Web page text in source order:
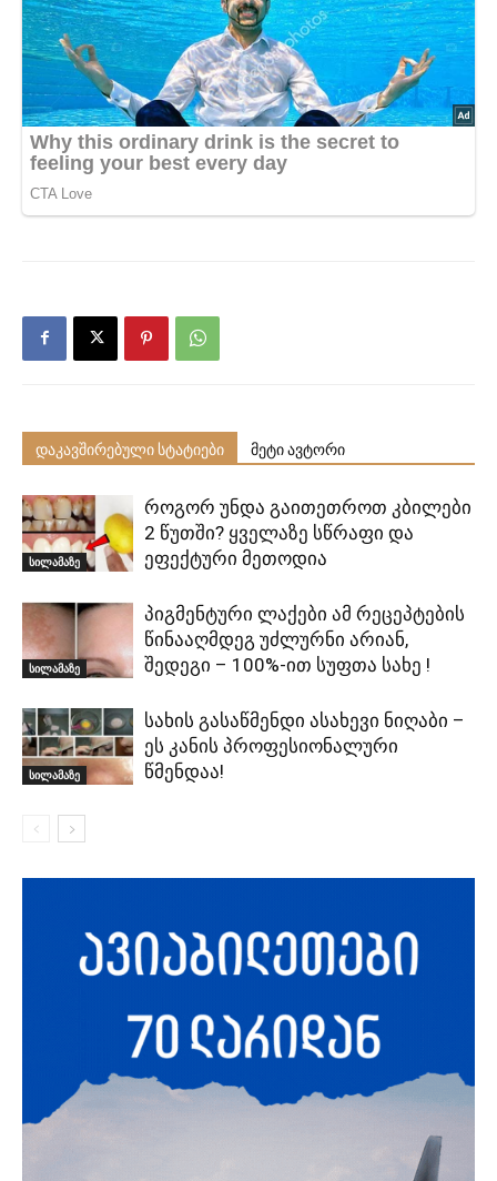
დაკავშირებული სტატიები მეტი ავტორი
სილამაზე
როგორ უნდა გაითეთროთ კბილები
2 წუთში? ყველაზე სწრაფი და
ეფექტური მეთოდია
სილამაზე
პიგმენტური ლაქები ამ რეცეპტების
წინააღმდეგ უძლურნი არიან,
შედეგი – 100%-ით სუფთა სახე !
სილამაზე
სახის გასაწმენდი ასახევი ნიღაბი –
ეს კანის პროფესიონალური
წმენდაა!